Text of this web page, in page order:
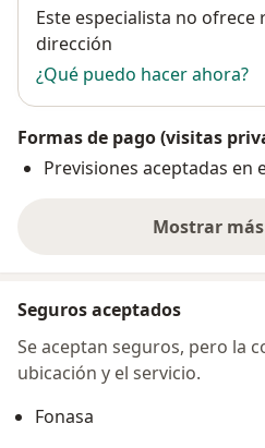
Disponibilidad
Este especialista no ofrece
dirección
¿Qué puedo hacer ahora?
Formas de pago (visitas
Previsiones aceptadas en
Mostrar
Seguros aceptados
Se aceptan seguros, pero la
ubicación y el servicio.
Fonasa